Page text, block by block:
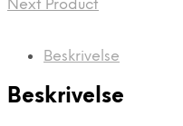
Next Product
Beskrivelse
Beskrivelse